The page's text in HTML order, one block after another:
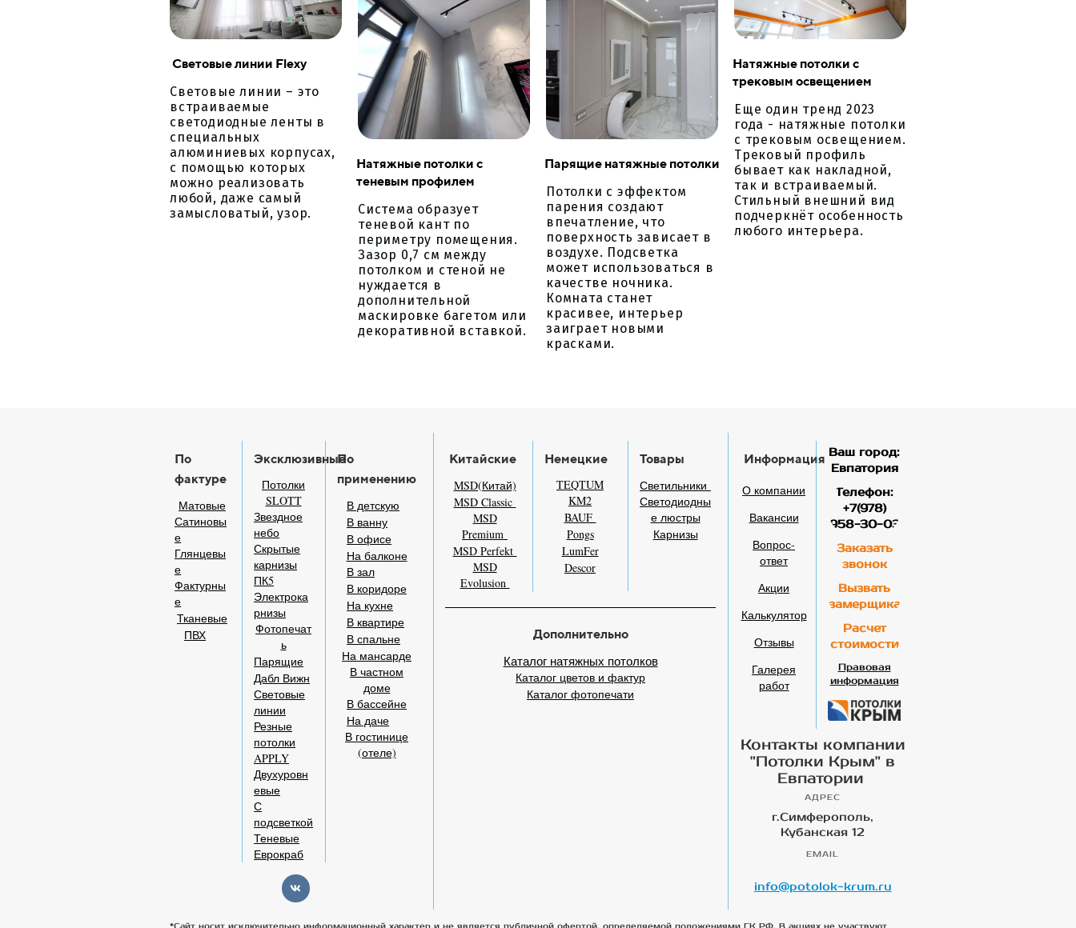
Световые линии Flexy
Световые линии – это
встраиваемые
светодиодные ленты в
специальных
алюминиевых корпусах,
с помощью которых
можно реализовать
любой, даже самый
замысловатый, узор.
Натяжные потолки с
теневым профилем
Система образует
теневой кант по
периметру помещения.
Зазор 0,7 см между
потолком и стеной не
нуждается в
дополнительной
маскировке багетом или
декоративной вставкой.
Парящие натяжные потолки
Потолки с эффектом
парения создают
впечатление, что
поверхность зависает в
воздухе. Подсветка
может использоваться в
качестве ночника.
Комната станет
красивее, интерьер
заиграет новыми
красками.
Натяжные потолки с
трековым освещением
Еще один тренд 2023
года - натяжные потолки
с трековым освещением.
Трековый профиль
бывает как накладной,
так и встраиваемый.
Стильный внешний вид
подчеркнёт особенность
любого интерьера.
По
фактуре
Матовые
Сатиновы
е
Глянцевы
е
Фактурны
е
Тканевые
ПВХ
Эксклюзивные
Потолки
SLOTT
Звездное
небо
Скрытые
карнизы
ПК5
Электрока
рнизы
Фотопечат
ь
Парящие
Дабл Вижн
Световые
линии
Резные
потолки
APPLY
Двухуровн
евые
С
подсветкой
Теневые
Еврокраб
По
применению
В детскую
В ванну
В офисе
На балконе
В зал
В коридоре
На кухне
В квартире
В спальне
На мансарде
В частном
доме
В бассейне
На даче
В гостинице
(отеле)
Китайские
MSD(Китай)
MSD Classic
MSD
Premium
MSD Perfekt
MSD
Evolusion
Немецкие
TEQTUM
KM2
BAUF
Pongs
LumFer
Descor
Товары
Светильники
Светодиодны
е люстры
Карнизы
Дополнительно
Каталог натяжных потолков
Каталог цветов и фактур
Каталог фотопечати
Информация
О компании
Вакансии
Вопрос-
ответ
Акции
Калькулятор
Отзывы
Галерея
работ
Ваш город:
Евпатория
Телефон:
+7(978)
958-30-03
Заказать
звонок
Вызвать
замерщика
Расчет
стоимости
Правовая
информация
Контакты компании
"Потолки Крым" в
Евпатории
АДРЕС
г.Симферополь,
Кубанская 12
EMAIL
info@potolok-krum.ru